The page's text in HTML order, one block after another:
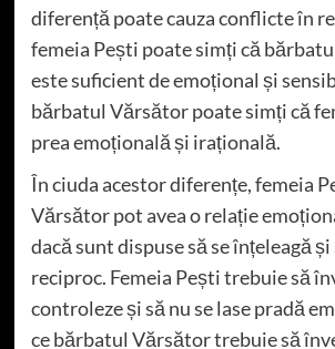
diferență poate cauza conflicte în
femeia Pești poate simți că
este suficient de emoțional și
bărbatul Vărsător poate simți că
prea emoțională și irațională.
În ciuda acestor diferențe, femeia
Vărsător pot avea o relație
dacă sunt dispuse să se înțeleagă și
reciproc. Femeia Pești trebuie să
controleze și să nu se lase pradă
ce bărbatul Vărsător trebuie să